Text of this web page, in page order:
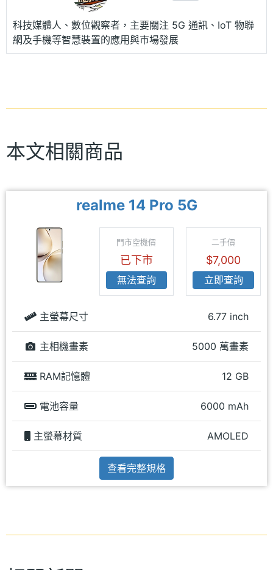
科技媒體人、數位觀察者，主要關注 5G 通訊、IoT 物聯
網及手機等智慧裝置的應用與市場發展
本文相關商品
realme 14 Pro 5G
門市空機價
已下市
無法查詢
二手價
$7,000
立即查詢
主螢幕尺寸 6.77 inch
主相機畫素 5000 萬畫素
RAM記憶體 12 GB
電池容量 6000 mAh
主螢幕材質 AMOLED
查看完整規格